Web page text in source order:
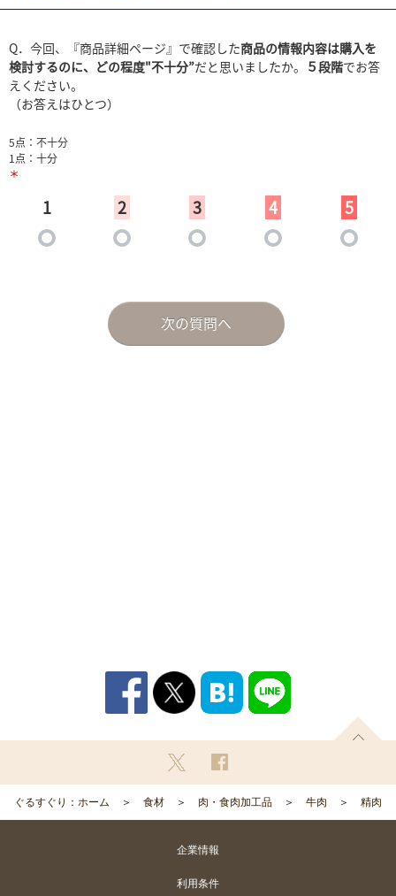
ぐるすぐり：ホーム 食材 肉・食肉加工品 牛肉 精肉
企業情報
利用条件